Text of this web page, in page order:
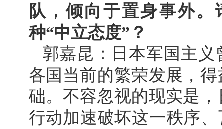
队，倾向于置身事外
种“中立态度”？
郭嘉昆：日本军国主
各国当前的繁荣发展，
础。不容忽视的现实是
行动加速破坏这一秩序